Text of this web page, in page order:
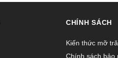
CHÍNH SÁCH
Kiến thức mỡ
Chính sách bảo